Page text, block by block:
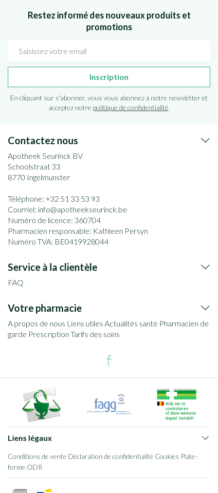
Restez informé des nouveaux produits et
promotions
Inscription
En cliquant sur s'abonner, vous vous abonnez à notre newsletter et
acceptez notre politique de confidentialité.
Contactez nous
Apotheek Seurinck BV
Schoolstraat 33
8770 Ingelmunster
Téléphone: +32 51 33 53 93
Courriel: info@apotheekseurinck.be
Numéro de licence: 360704
Pharmacien responsable: Kathleen Persyn
Numéro TVA: BE0419928044
Service à la clientèle
FAQ
Votre pharmacie
A propos de nous Liens utiles Actualités santé Pharmacien de
garde Prescription Tarifs des soins
Liens légaux
Conditions de vente Déclaration de confidentialité Cookies Plate-
forme ODR